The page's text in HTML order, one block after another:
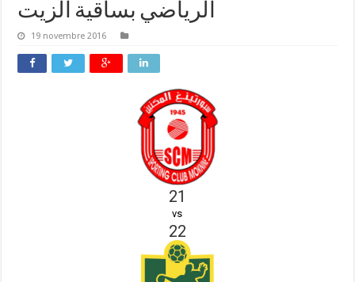
الرياضي بساقية الزيت
19 novembre 2016
21
vs
22